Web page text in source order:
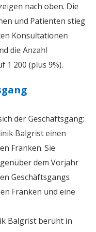
nach oben. Die
und Patienten stieg
Konsultationen
die Anzahl
1 200 (plus 9%).
der Geschäftsgang:
Balgrist einen
Franken. Sie
dem Vorjahr
Geschäftsgangs
Franken und eine
Balgrist beruht in